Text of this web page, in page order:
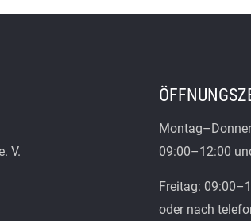
V.
09:00–12:00
Freitag:
oder nach